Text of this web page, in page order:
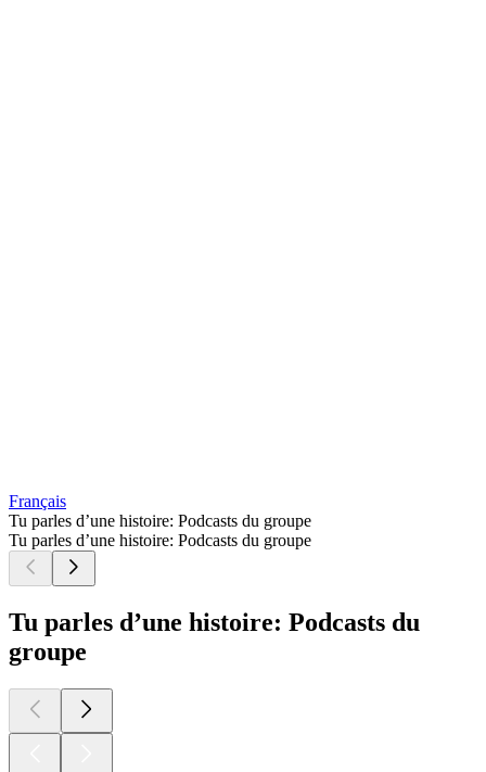
Français
Tu parles d’une histoire: Podcasts du groupe
Tu parles d’une histoire: Podcasts du groupe
Tu parles d’une histoire: Podcasts du
groupe